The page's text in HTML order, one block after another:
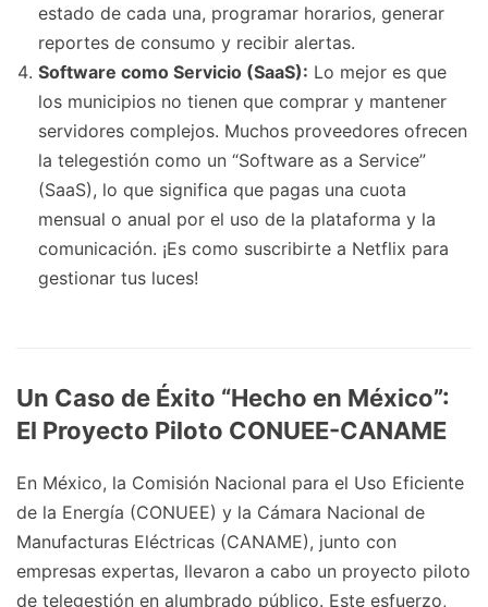
estado de cada una, programar horarios, generar
reportes de consumo y recibir alertas.
Software como Servicio (SaaS): Lo mejor es que
los municipios no tienen que comprar y mantener
servidores complejos. Muchos proveedores ofrecen
la telegestión como un “Software as a Service”
(SaaS), lo que significa que pagas una cuota
mensual o anual por el uso de la plataforma y la
comunicación. ¡Es como suscribirte a Netflix para
gestionar tus luces!
Un Caso de Éxito “Hecho en México”:
El Proyecto Piloto CONUEE-CANAME
En México, la Comisión Nacional para el Uso Eficiente
de la Energía (CONUEE) y la Cámara Nacional de
Manufacturas Eléctricas (CANAME), junto con
empresas expertas, llevaron a cabo un proyecto piloto
de telegestión en alumbrado público. Este esfuerzo,